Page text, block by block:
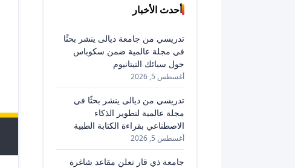
أحدث الأخبار
تدريسي من جامعة ديالى ينشر بحثًا
في مجلة عالمية ضمن سكوباس
حول سبائك التيتانيوم
أغسطس 5, 2026
تدريسي من ديالى ينشر بحثًا في
مجلة عالمية لتطوير الذكاء
الاصطناعي بقراءة الكتابة الطبية
أغسطس 5, 2026
جامعة ذي قار تعلن مقاعد شاغرة